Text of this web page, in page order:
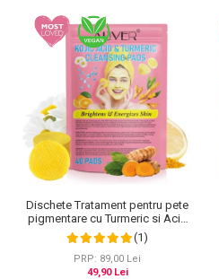
Dischete Tratament pentru pete
pigmentare cu Turmeric si Acid
kojic, Curatare in profunzime,
Aliver, 40 bucati
(1)
PRP: 89,00 Lei
49,90 Lei